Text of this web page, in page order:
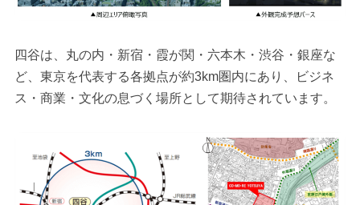
四谷は、丸の内・新宿・霞が関・六本木・渋谷・銀座な
ど、東京を代表する各拠点が約3km圏内にあり、ビジネ
ス・商業・文化の息づく場所として期待されています。